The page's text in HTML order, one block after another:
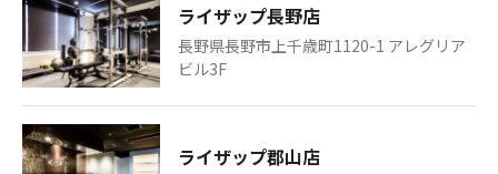
ライザップ長野店
長野県長野市上千歳町1120-1 アレグリア
ビル3F
ライザップ郡山店